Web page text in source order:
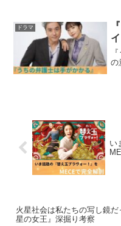
ドラマ
の
い
火星社会は私たちの写し鏡だ
星の女王』深掘り考察